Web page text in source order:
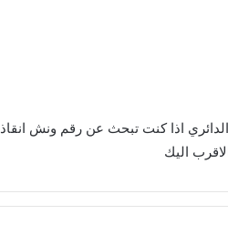
اذا كنت تبحث عن رقم ونش انقاذ